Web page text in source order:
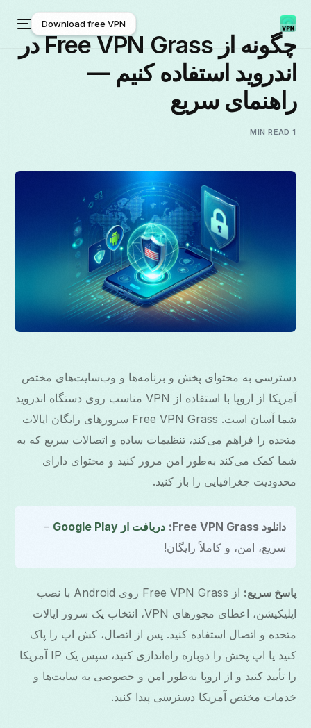
فارسی
Download free VPN
Download free VPN
چگونه از Free VPN Grass در
اندروید استفاده کنیم —
راهنمای سریع
1 MIN READ
دسترسی به محتوای پخش و برنامه‌ها و وب‌سایت‌های مختص
آمریکا از اروپا با استفاده از VPN مناسب روی دستگاه اندروید
شما آسان است. Free VPN Grass سرورهای رایگان ایالات
متحده را فراهم می‌کند، تنظیمات ساده و اتصالات سریع که به
شما کمک می‌کند به‌طور امن مرور کنید و محتوای دارای
محدودیت جغرافیایی را باز کنید.
دانلود Free VPN Grass: دریافت از Google Play
–
سریع، امن، و کاملاً رایگان!
پاسخ سریع:
از Free VPN Grass روی Android با نصب
اپلیکیشن، اعطای مجوزهای VPN، انتخاب یک سرور ایالات
متحده و اتصال استفاده کنید. پس از اتصال، کش اپ را پاک
کنید یا اپ پخش را دوباره راه‌اندازی کنید، سپس یک IP آمریکا
را تأیید کنید و از اروپا به‌طور امن و خصوصی به سایت‌ها و
خدمات مختص آمریکا دسترسی پیدا کنید.